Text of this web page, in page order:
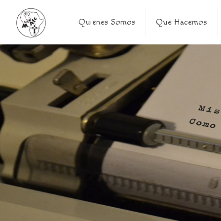
Quienes Somos Que Hacemos